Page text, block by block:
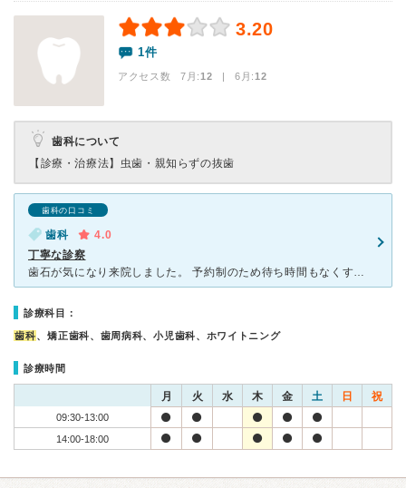
3.20
1件
アクセス数 7月:12 | 6月:12
歯科について
【診療・治療法】 虫歯・親知らずの抜歯
歯科の口コミ
歯科
4.0
丁寧な診察
歯石が気になり来院しました。 予約制のため待ち時間もなくすぐに呼ばれました。 先生は口調が優しく、色々と丁寧に説明頂きました。 こちらの聞きたいことにも優しく分かりやすく答えて頂きました。 歯
診療科目：
歯科、矯正歯科、歯周病科、小児歯科、ホワイトニング
診療時間
月 火 水 木 金 土 日 祝
09:30-13:00
14:00-18:00